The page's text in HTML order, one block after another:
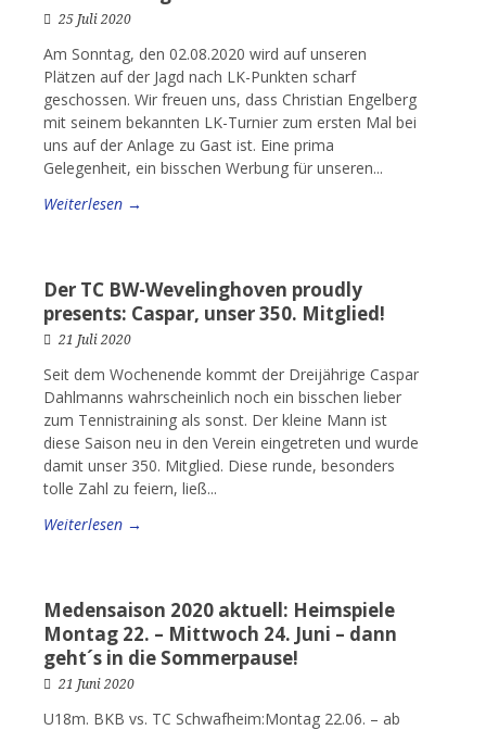
25 Juli 2020
Am Sonntag, den 02.08.2020 wird auf unseren
Plätzen auf der Jagd nach LK-Punkten scharf
geschossen. Wir freuen uns, dass Christian Engelberg
mit seinem bekannten LK-Turnier zum ersten Mal bei
uns auf der Anlage zu Gast ist. Eine prima
Gelegenheit, ein bisschen Werbung für unseren...
Weiterlesen →
Der TC BW-Wevelinghoven proudly
presents: Caspar, unser 350. Mitglied!
21 Juli 2020
Seit dem Wochenende kommt der Dreijährige Caspar
Dahlmanns wahrscheinlich noch ein bisschen lieber
zum Tennistraining als sonst. Der kleine Mann ist
diese Saison neu in den Verein eingetreten und wurde
damit unser 350. Mitglied. Diese runde, besonders
tolle Zahl zu feiern, ließ...
Weiterlesen →
Medensaison 2020 aktuell: Heimspiele
Montag 22. – Mittwoch 24. Juni – dann
geht´s in die Sommerpause!
21 Juni 2020
U18m. BKB vs. TC Schwafheim:Montag 22.06. – ab